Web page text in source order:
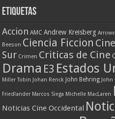
Etiquetas
Accion AMC Andrew Kreisberg
Beeson Ciencia Ficcion
Sur Crimen Criticas de Cine
Drama E3 Estados
Miller Tobin
Johan Renck John Behring John
Friedlander Marcos Siega Michelle MacLaren
Noticias Cine Occidental